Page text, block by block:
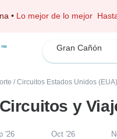
• Lo mejor de lo mejor
Gran Cañón
/ Circuitos Estados Unidos (EUA)
y
'26 Oct '26